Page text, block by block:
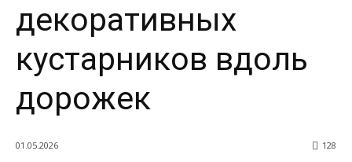
декоративных
кустарников вдоль
дорожек
01.05.2026 128